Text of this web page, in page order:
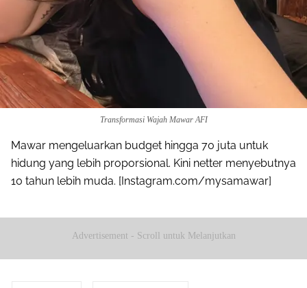
Transformasi Wajah Mawar AFI
Mawar mengeluarkan budget hingga 70 juta untuk
hidung yang lebih proporsional. Kini netter menyebutnya
10 tahun lebih muda. [Instagram.com/mysamawar]
Advertisement - Scroll untuk Melanjutkan